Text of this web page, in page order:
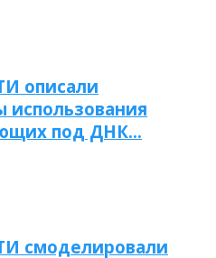
описали
использования
под ДНК…
смоделировали